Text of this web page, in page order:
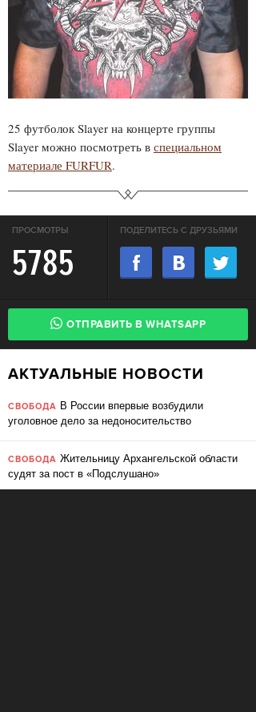
25 футболок Slayer на концерте группы
Slayer можно посмотреть в специальном
материале FURFUR.
ПРОСМОТРЫ
5785
ПОДЕЛИТЕСЬ С ДРУЗЬЯМИ
ОТПРАВИТЬ В WHATSAPP
АКТУАЛЬНЫЕ НОВОСТИ
СВОБОДА В России впервые возбудили
уголовное дело за недоносительство
СВОБОДА Жительницу Архангельской области
судят за пост в «Подслушано»